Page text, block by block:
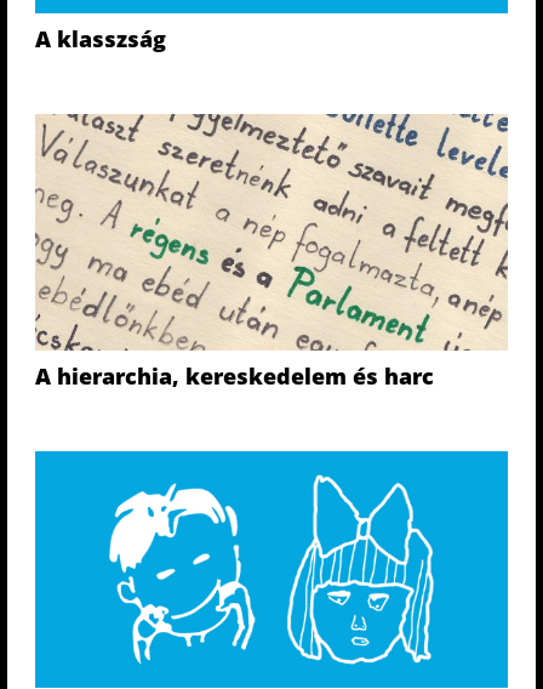
A klasszság
A hierarchia, kereskedelem és harc